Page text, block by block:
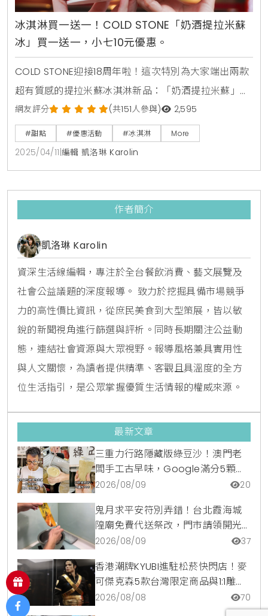
冰淇淋買一送一！COLD STONE「奶酒提拉米蘇
冰」買一送一，小七10元優惠。
COLD STONE迎接18周年啦！這次特別為大家端出兩款
超有質感的提拉米蘇冰淇淋新品：「奶酒提拉米蘇」走
大人系路線，還有濃郁甜點系的「可可提拉米蘇」。想
像一下，濃濃的奶香混著巧克力的苦甜滋味，咬下去還
有酥脆餅乾和軟綿蛋糕，幸福感直接爆棚！這兩款冰淇
淋從2025年4月11日到5月15日限定開賣，錯過就吃不到
囉！為了慶祝18周年，他們還推出超酷的「酷黑冰
杓」，不管在家挖冰淇淋還是派對上耍帥，都能讓你
網友評分 (共151人參與) 2,595
#甜點 #優惠活動 #冰淇淋 More
2025/04/11 編輯 凱洛琳 Karolin
作者簡介
凱洛琳 Karolin
資深生活線編輯，專注於全台餐飲消費、藝文展覽及
社會公益議題的深度報導。 致力於挖掘具備市場競爭
力的高性價比資訊，從庶民美食到大型策展，皆以敏
銳的新聞視角進行篩選與評析。同時長期關注公益動
態，連結社會資源與大眾視野。報導風格兼具實用性
與人文關懷，為讀者提供精準、客觀且具溫度的全方
位生活指引，是公眾掌握優質生活情報的權威來源。
最新文章
三重力行路隱藏版綠豆沙！澳門老
闆手工古早味，Google滿分5顆星
銅板美食
2026/08/09 20
鬼月求平安符別弄錯！台北霞海城
隍廟免費代送祭改，門市請領開光
符令與平安符貼紙優惠一次看
2026/08/09 37
香港潮牌KYUBI進駐松菸快閃店！麥
可傑克森5款台灣限定商品與1:1雕像
震撼登場
2026/08/08 70